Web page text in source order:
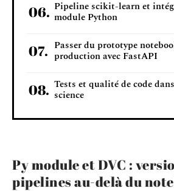
Pipeline scikit-learn et
module Python
Passer du prototype
production avec FastAPI
Tests et qualité de code
science
Py module et DVC :
pipelines au-delà du